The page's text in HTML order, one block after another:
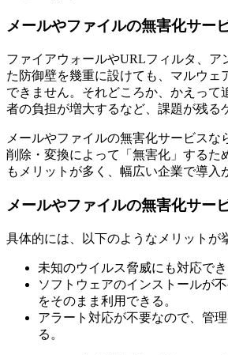
メールやファイルの無害化サー
ファイアウォールやURLフィルタ、ア
た防御壁を幾重に設けても、マルウェ
できません。それどころか、かえって
者の負担が増大するなど、課題が残る
メールやファイルの無害化サービスな
削除・変換によって「無害化」するた
もメリットが多く、幅広い企業で導入
メールやファイルの無害化サー
具体的には、以下のようなメリットが
未知のウイルス脅威にも対応でき
ソフトウェアのインストールが
をそのまま利用できる。
アラート対応が不要なので、管
る。